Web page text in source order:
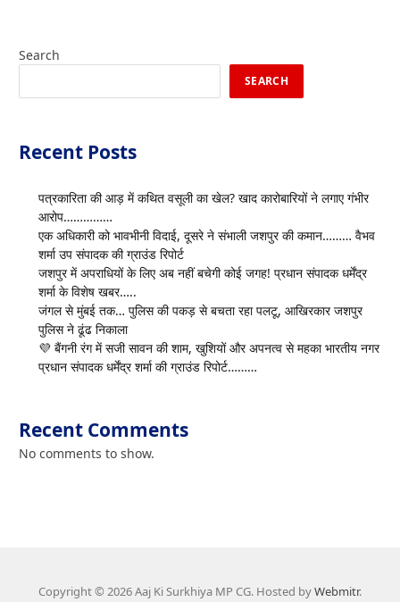
Search
SEARCH
Recent Posts
पत्रकारिता की आड़ में कथित वसूली का खेल? खाद कारोबारियों ने लगाए गंभीर
आरोप……………
एक अधिकारी को भावभीनी विदाई, दूसरे ने संभाली जशपुर की कमान……… वैभव
शर्मा उप संपादक की ग्राउंड रिपोर्ट
जशपुर में अपराधियों के लिए अब नहीं बचेगी कोई जगह! प्रधान संपादक धर्मेंद्र
शर्मा के विशेष खबर…..
जंगल से मुंबई तक… पुलिस की पकड़ से बचता रहा पलटू, आखिरकार जशपुर
पुलिस ने ढूंढ निकाला
💜 बैंगनी रंग में सजी सावन की शाम, खुशियों और अपनत्व से महका भारतीय नगर
प्रधान संपादक धर्मेंद्र शर्मा की ग्राउंड रिपोर्ट………
Recent Comments
No comments to show.
Copyright © 2026 Aaj Ki Surkhiya MP CG. Hosted byWebmitr.